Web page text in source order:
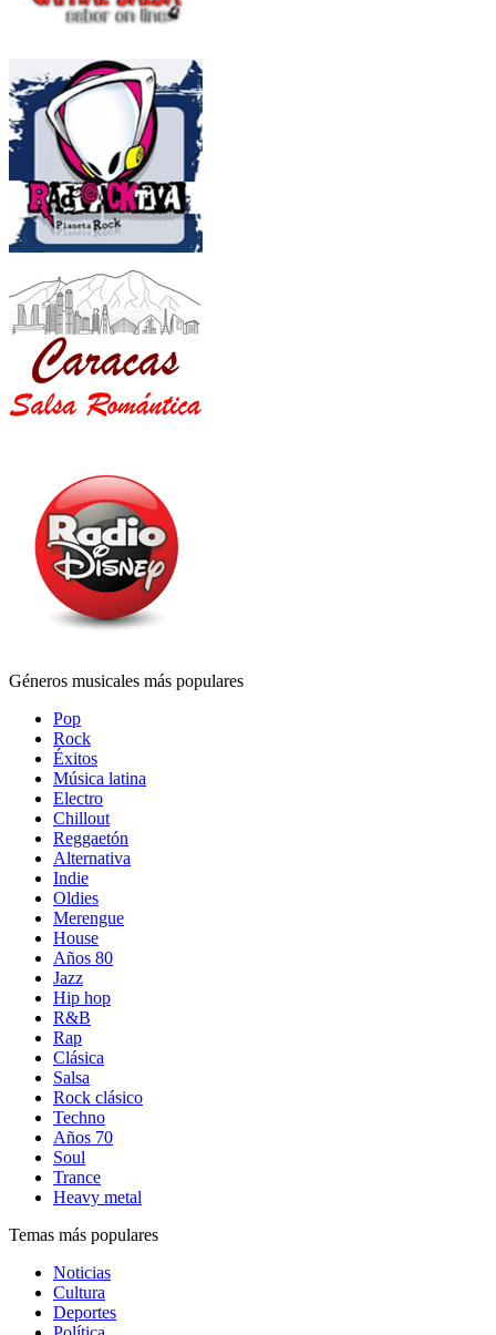
Géneros musicales más populares
Pop
Rock
Éxitos
Música latina
Electro
Chillout
Reggaetón
Alternativa
Indie
Oldies
Merengue
House
Años 80
Jazz
Hip hop
R&B
Rap
Clásica
Salsa
Rock clásico
Techno
Años 70
Soul
Trance
Heavy metal
Temas más populares
Noticias
Cultura
Deportes